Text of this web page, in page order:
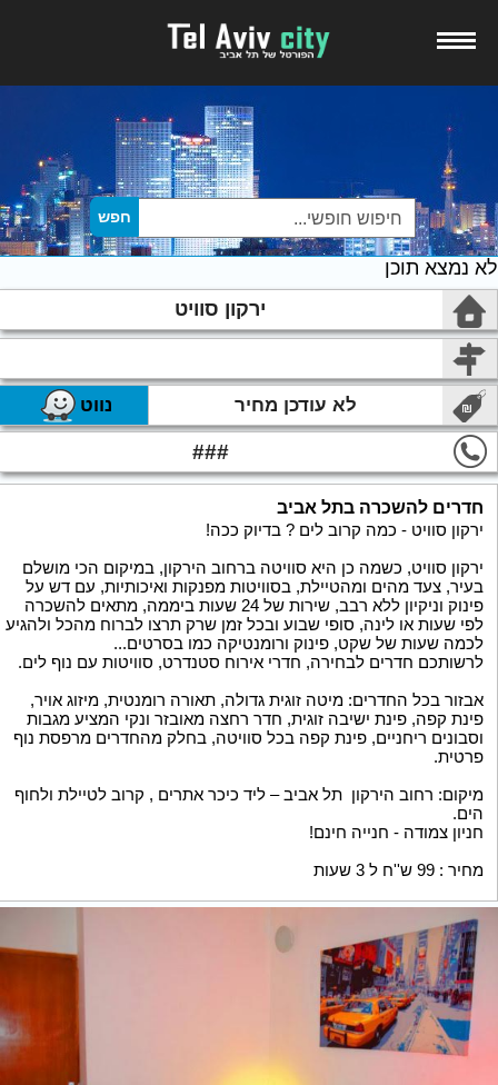
לא נמצא תוכן
ירקון סוויט
לא עודכן מחיר נווט
###
חדרים להשכרה בתל אביב
ירקון סוויט - כמה קרוב לים ? בדיוק ככה!
ירקון סוויט, כשמה כן היא סוויטה ברחוב הירקון, במיקום הכי מושלם
בעיר, צעד מהים ומהטיילת, בסוויטות מפנקות ואיכותיות, עם דש על
פינוק וניקיון ללא רבב, שירות של 24 שעות ביממה, מתאים להשכרה
לפי שעות או לינה, סופי שבוע ובכל זמן שרק תרצו לברוח מהכל ולהגיע
לכמה שעות של שקט, פינוק ורומנטיקה כמו בסרטים...
לרשותכם חדרים לבחירה, חדרי אירוח סטנדרט, סוויטות עם נוף לים.
אבזור בכל החדרים: מיטה זוגית גדולה, תאורה רומנטית, מיזוג אויר,
פינת קפה, פינת ישיבה זוגית, חדר רחצה מאובזר ונקי המציע מגבות
וסבונים ריחניים, פינת קפה בכל סוויטה, בחלק מהחדרים מרפסת נוף
פרטית.
מיקום: רחוב הירקון תל אביב – ליד כיכר אתרים , קרוב לטיילת ולחוף
הים.
חניון צמודה - חנייה חינם!
מחיר : 99 ש''ח ל 3 שעות